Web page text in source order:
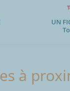
UN
à